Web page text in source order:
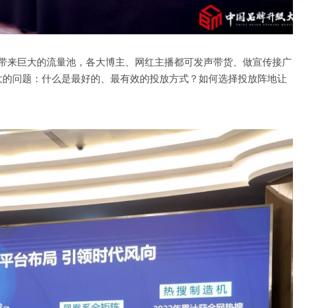
巨大的流量池，各大博主、网红主播都可发声带货、做宣传接广
问题：什么是最好的、最有效的投放方式？如何选择投放阵地让